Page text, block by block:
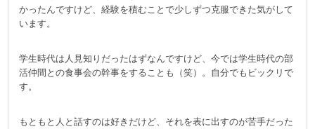
かったんですけど、経験を積むことで少しずつ克服できた気がして
います。
学生時代は人見知りだったはずなんですけど、今では学生時代の部
活仲間との食事会の幹事をすることも（笑）。自分でもビックリで
す。
もともと人と話すのは好きだけど、それを表に出すのが苦手だった